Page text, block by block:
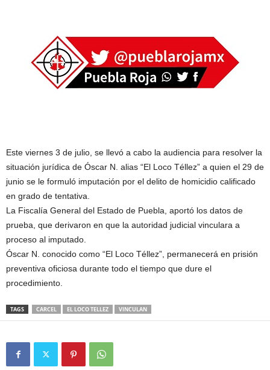
Este viernes 3 de julio, se llevó a cabo la audiencia para resolver la
situación jurídica de Óscar N. alias “El Loco Téllez” a quien el 29 de
junio se le formuló imputación por el delito de homicidio calificado
en grado de tentativa.
La Fiscalía General del Estado de Puebla, aportó los datos de
prueba, que derivaron en que la autoridad judicial vinculara a
proceso al imputado.
Óscar N. conocido como “El Loco Téllez”, permanecerá en prisión
preventiva oficiosa durante todo el tiempo que dure el
procedimiento.
TAGS CARCEL EL LOCO TELLEZ VINCULAN